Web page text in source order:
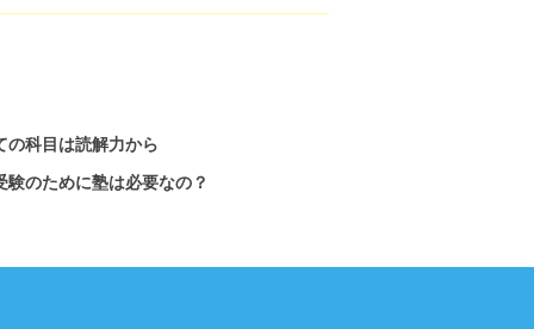
の科目は読解力から
験のために塾は必要なの？